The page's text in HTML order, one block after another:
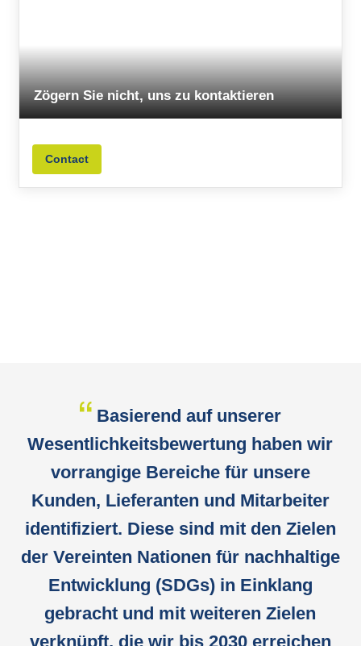
Zögern Sie nicht, uns zu kontaktieren
Contact
Basierend auf unserer
Wesentlichkeitsbewertung haben wir
vorrangige Bereiche für unsere
Kunden, Lieferanten und Mitarbeiter
identifiziert. Diese sind mit den Zielen
der Vereinten Nationen für nachhaltige
Entwicklung (SDGs) in Einklang
gebracht und mit weiteren Zielen
verknüpft, die wir bis 2030 erreichen